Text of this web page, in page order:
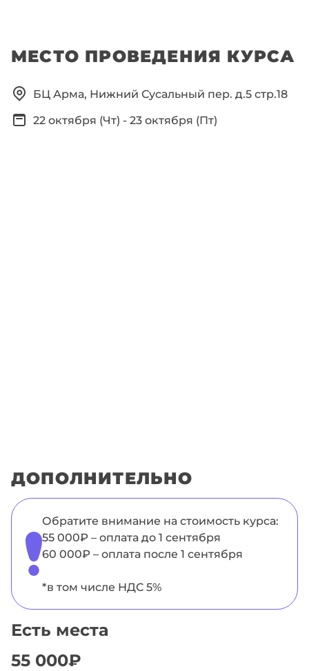
МЕСТО ПРОВЕДЕНИЯ КУРСА
БЦ Арма, Нижний Сусальный пер. д.5 стр.18
22 октября (Чт) -23 октября (Пт)
ДОПОЛНИТЕЛЬНО
Обратите внимание на стоимость курса:
55 000₽ – оплата до 1 сентября
60 000₽ – оплата после 1 сентября
*в том числе НДС 5%
Есть места
55 000₽